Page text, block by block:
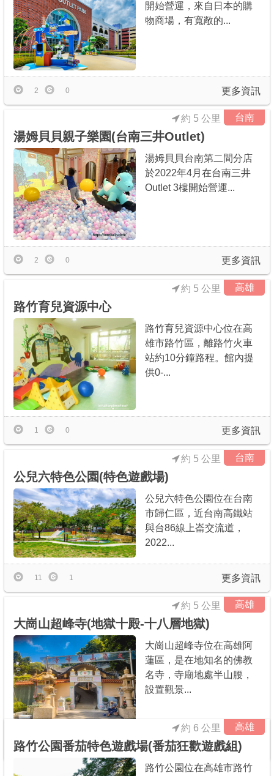
開始營運，來自日本的購
物商場，有寬敞的...
更多資訊
2 0
台南
湯姆貝貝親子樂園(台南三井Outlet)
約 5 公里
湯姆貝貝台南第二間分店
於2022年4月在台南三井
Outlet 3樓開始營運...
更多資訊
2 0
高雄
路竹育兒資源中心
約 5 公里
路竹育兒資源中心位在高
雄市路竹區，離路竹火車
站約10分鐘路程。館內提
供0-...
更多資訊
1 0
台南
公兒六特色公園(特色遊戲場)
約 5 公里
公兒六特色公園位在台南
市歸仁區，近台南高鐵站
與台86線上崙交流道，
2022...
更多資訊
11 1
高雄
大崗山超峰寺(地獄十殿-十八層地獄)
約 5 公里
大崗山超峰寺位在高雄阿
蓮區，是在地知名的佛教
名寺，寺廟地處半山腰，
設置觀景...
更多資訊
9 0
高雄
路竹公園番茄特色遊戲場(番茄狂歡遊戲組)
約 6 公里
路竹公園位在高雄市路竹